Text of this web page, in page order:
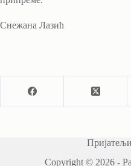
Снежана Лазић
Copyright © 2026 -